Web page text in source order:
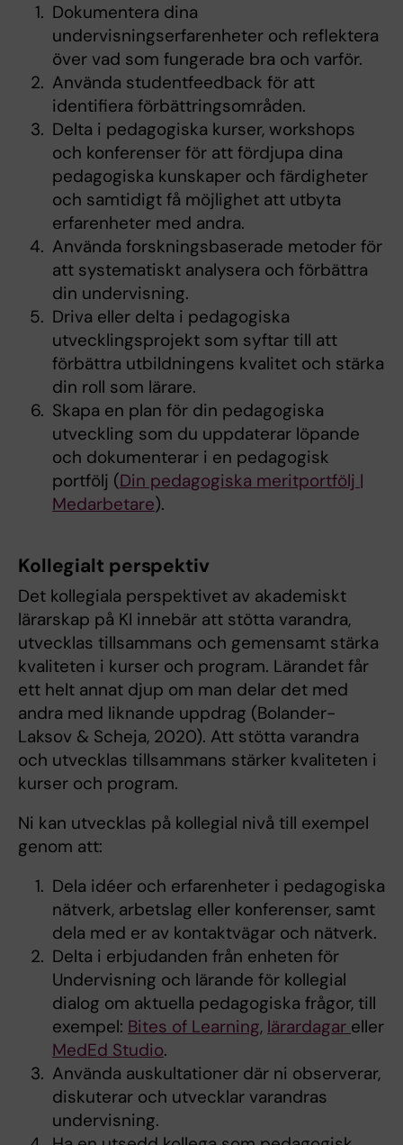
Dokumentera dina
undervisningserfarenheter och reflektera
över vad som fungerade bra och varför.
Använda studentfeedback för att
identifiera förbättringsområden.
Delta i pedagogiska kurser, workshops
och konferenser för att fördjupa dina
pedagogiska kunskaper och färdigheter
och samtidigt få möjlighet att utbyta
erfarenheter med andra.
Använda forskningsbaserade metoder för
att systematiskt analysera och förbättra
din undervisning.
Driva eller delta i pedagogiska
utvecklingsprojekt som syftar till att
förbättra utbildningens kvalitet och stärka
din roll som lärare.
Skapa en plan för din pedagogiska
utveckling som du uppdaterar löpande
och dokumenterar i en pedagogisk
portfölj (Din pedagogiska meritportfölj |
Medarbetare).
Kollegialt perspektiv
Det kollegiala perspektivet av akademiskt
lärarskap på KI innebär att stötta varandra,
utvecklas tillsammans och gemensamt stärka
kvaliteten i kurser och program. Lärandet får
ett helt annat djup om man delar det med
andra med liknande uppdrag (Bolander-
Laksov & Scheja, 2020). Att stötta varandra
och utvecklas tillsammans stärker kvaliteten i
kurser och program.
Ni kan utvecklas på kollegial nivå till exempel
genom att:
Dela idéer och erfarenheter i pedagogiska
nätverk, arbetslag eller konferenser, samt
dela med er av kontaktvägar och nätverk.
Delta i erbjudanden från enheten för
Undervisning och lärande för kollegial
dialog om aktuella pedagogiska frågor, till
exempel: Bites of Learning, lärardagar eller
MedEd Studio.
Använda auskultationer där ni observerar,
diskuterar och utvecklar varandras
undervisning.